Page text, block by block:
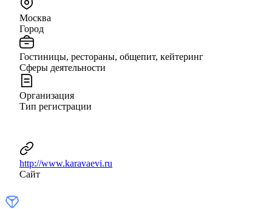
Москва
Город
Гостиницы, рестораны, общепит, кейтеринг
Сферы деятельности
Организация
Тип регистрации
http://www.karavaevi.ru
Сайт